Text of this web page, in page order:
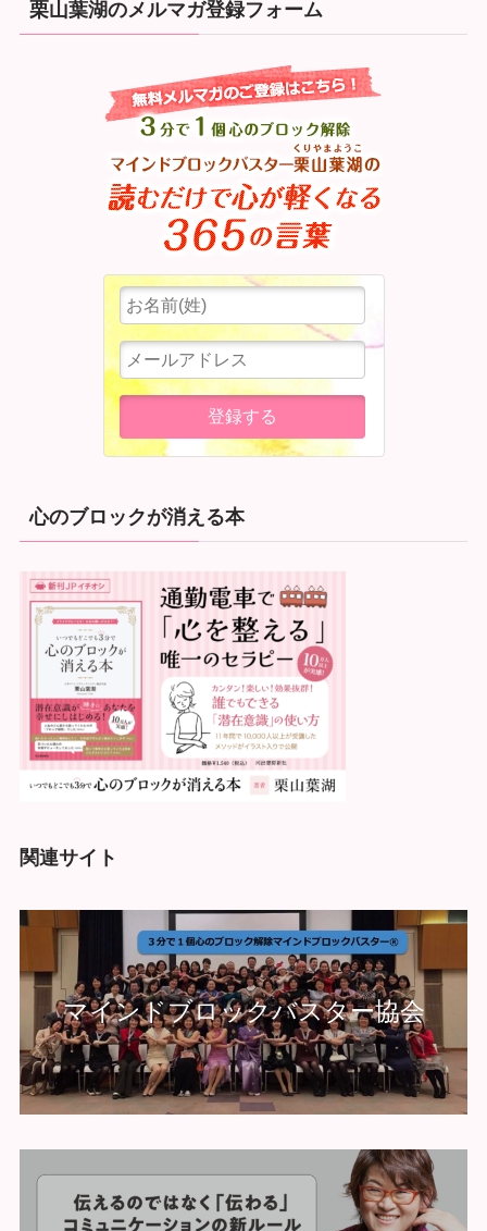
栗山葉湖のメルマガ登録フォーム
心のブロックが消える本
関連サイト
マインドブロックバスター協会